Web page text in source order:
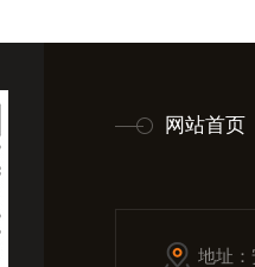
网站首页
地址